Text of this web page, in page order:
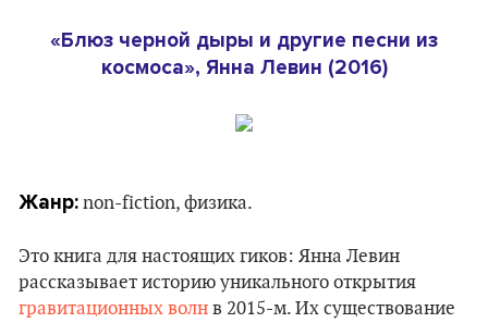
«Блюз черной дыры и другие песни из
космоса», Янна Левин (2016)
Жанр: non-fiction, физика.
Это книга для настоящих гиков: Янна Левин
рассказывает историю уникального открытия
гравитационных волн в 2015-м. Их существование